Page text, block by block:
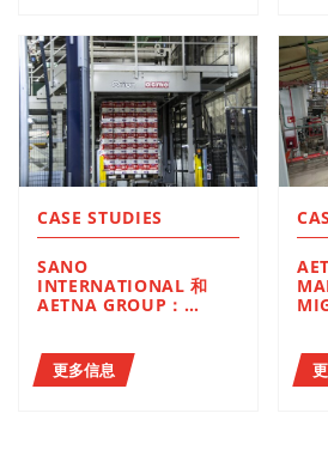
CASE STUDIES
SANO
INTERNATIONAL 和
AETNA GROUP：
更多信息